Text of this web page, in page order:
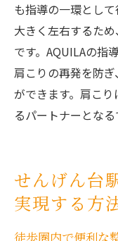
も指導の一環とし
大きく左右するた
です。AQUILAの指
肩こりの再発を防
ができます。肩こ
るパートナーとなる
せんげん台
実現する方
徒歩圏内で便利な